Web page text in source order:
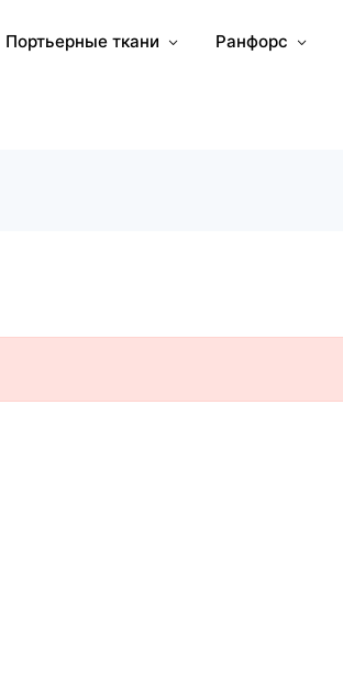
Портьерные ткани Ранфорс